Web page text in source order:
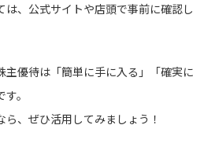
、公式サイトや店頭で事前に確認し
主優待は「簡単に手に入る」「確実に
。
、ぜひ活用してみましょう！